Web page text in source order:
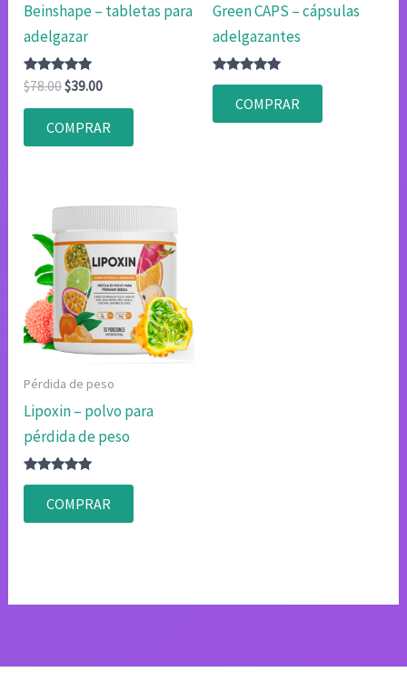
Beinshape – tabletas para
adelgazar
Valorado
con
4.75
de 5
$78.00El
original
era:
$39.00El
actual
es:
COMPRAR
Green CAPS – cápsulas
adelgazantes
Valorado
4.83
de 5
COMPRAR
Pérdida de peso
Lipoxin – polvo para
pérdida de peso
Valorado
4.80
de 5
COMPRAR